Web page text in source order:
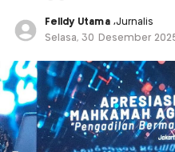
Felldy Utama ,Jurnalis
Selasa, 30 Desember